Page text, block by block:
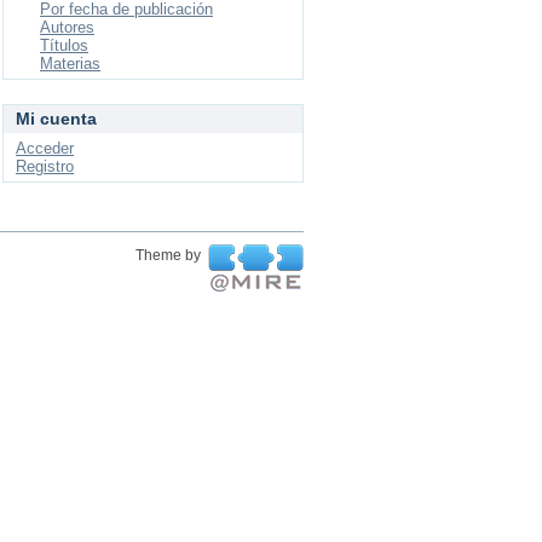
Por fecha de publicación
Autores
Títulos
Materias
Mi cuenta
Acceder
Registro
Theme by